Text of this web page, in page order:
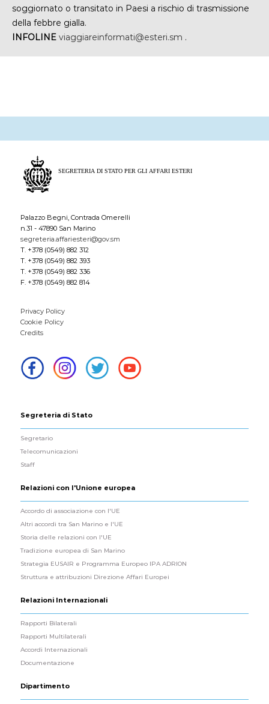
soggiornato o transitato in Paesi a rischio di trasmissione
della febbre gialla.
INFOLINE viaggiareinformati@esteri.sm .
Palazzo Begni, Contrada Omerelli
n.31 - 47890 San Marino
segreteria.affariesteri@gov.sm
T. +378 (0549) 882 312
T. +378 (0549) 882 393
T. +378 (0549) 882 336
F. +378 (0549) 882 814
Privacy Policy
Cookie Policy
Credits
Segreteria di Stato
Segretario
Telecomunicazioni
Staff
Relazioni con l'Unione europea
Accordo di associazione con l'UE
Altri accordi tra San Marino e l'UE
Storia delle relazioni con l'UE
Tradizione europea di San Marino
Strategia EUSAIR e Programma Europeo IPA ADRION
Struttura e attribuzioni Direzione Affari Europei
Relazioni Internazionali
Rapporti Bilaterali
Rapporti Multilaterali
Accordi Internazionali
Documentazione
Dipartimento